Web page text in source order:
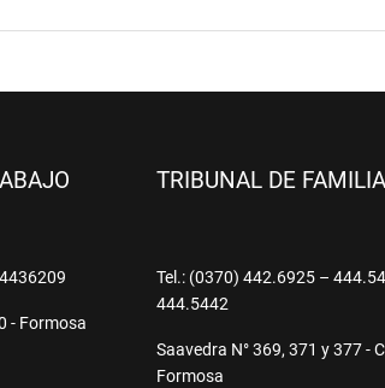
- Formosa
TRIBUNAL DE FAMILIA
Tel.: (0370) 442.6925 –
444.5442
Saavedra N° 369, 371 y 377 -
Formosa